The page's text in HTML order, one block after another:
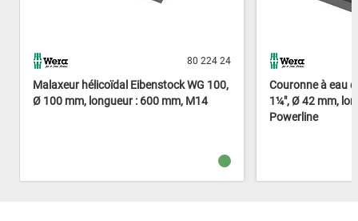
80 224 24
Malaxeur hélicoïdal Eibenstock WG 100,
Ø 100 mm, longueur : 600 mm, M14
Couronne à eau
1¼", Ø 42 mm,
Powerline